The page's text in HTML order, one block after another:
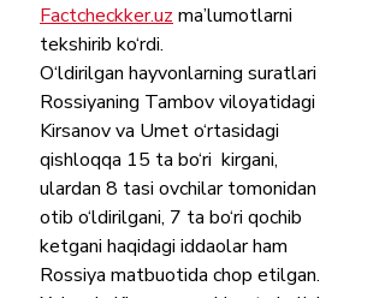
Factcheckker.uz ma’lumotlarni
tekshirib ko‘rdi.
O‘ldirilgan hayvonlarning suratlari
Rossiyaning Tambov viloyatidagi
Kirsanov va Umet o‘rtasidagi
qishloqqa 15 ta bo‘ri  kirgani,
ulardan 8 tasi ovchilar tomonidan
otib o‘ldirilgani, 7 ta bo‘ri qochib
ketgani haqidagi iddaolar ham
Rossiya matbuotida chop etilgan.